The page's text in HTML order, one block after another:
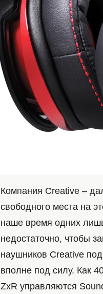
Компания Creative –
свободного места на
наше время одних
недостаточно, чтобы
наушников Creative
вполне под силу. Как
ZxR управляются